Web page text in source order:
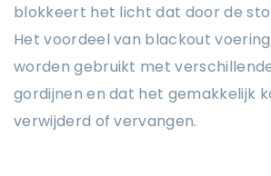
blokkeert het licht dat door de
Het voordeel van blackout
worden gebruikt met
gordijnen en dat het gemakkelijk
verwijderd of vervangen.